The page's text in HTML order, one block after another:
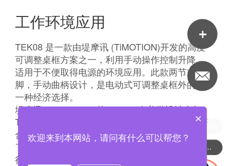
工作环境应用
TEK08 是一款由堤摩讯 (TiMOTION)开发的高度
可调整桌框方案之一，利用手动操作控制升降，
适用于不便取得电源的环境应用。此款两节式桌
脚，手动曲柄设计，是电动式可调整桌框外的另
一种经济选择。
堤摩讯 (TiMOTION) 的 TEK08 在美学设计上与
TEK05 相同，在不牺牲质量的情况下采用了更符
合成本效益的零组件。 TEK08 的手动曲柄取代
了原本手控器的位置，完全不需要电力即可运
行。
可以介绍下你们的产品么
现在有优惠活动吗
×
欢迎来到本网站，请问有什么可以帮您？